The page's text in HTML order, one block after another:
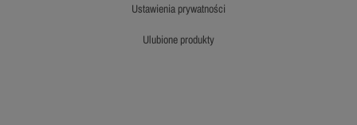
ustawienia prywatności
ulubione produkty